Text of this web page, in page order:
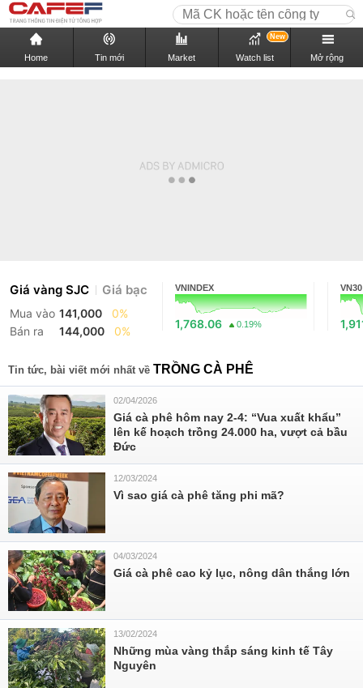
Home Tin mới Market Watch list
New
Mở rộng
Giá vàng SJC Giá bạc
Mua vào 141,000
0%
Bán ra
144,000 0%
VNINDEX
1,768.06 0.19%
VN30
Tin tức, bài viết mới nhất về TRỒNG CÀ PHÊ
02/04/2026
Giá cà phê hôm nay 2-4: “Vua xuất khẩu”
lên kế hoạch trồng 24.000 ha, vượt cả bầu
Đức
12/03/2024
Vì sao giá cà phê tăng phi mã?
04/03/2024
Giá cà phê cao kỷ lục, nông dân thắng lớn
13/02/2024
Những mùa vàng thắp sáng kinh tế Tây
Nguyên